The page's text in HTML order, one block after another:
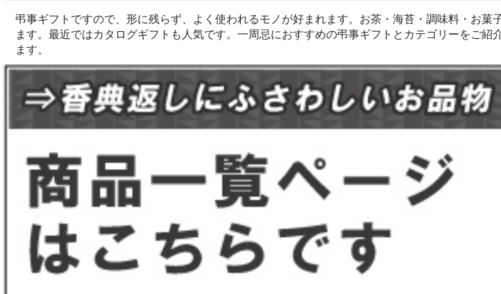
弔事ギフトですので、形に残らず、よく使われるモノが好まれます。お茶・海苔・調味料・お
ます。最近ではカタログギフトも人気です。一周忌におすすめの弔事ギフトとカテゴリーをご
ます。